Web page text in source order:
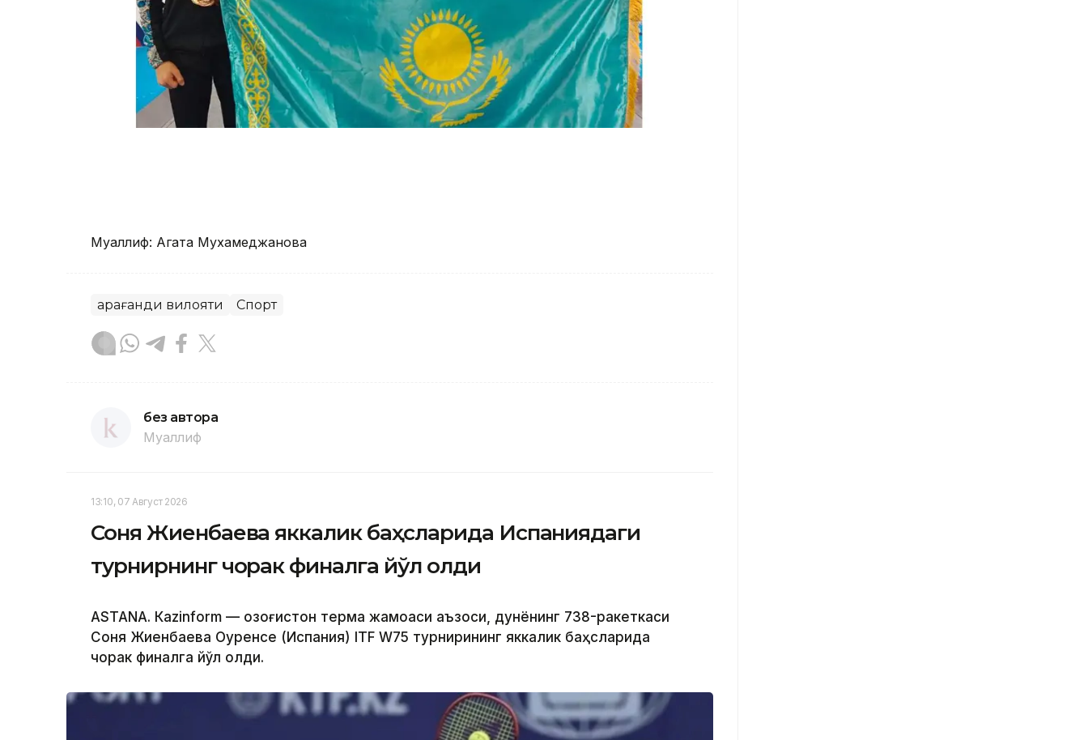
Муаллиф: Агата Мухамеджанова
Қарағанди вилояти Спорт
без автора
Муаллиф
13:10, 07 Август 2026
Соня Жиенбаева яккалик баҳсларида Испаниядаги
турнирнинг чорак финалга йўл олди
ASTANА. Кazinform — Қозоғистон терма жамоаси аъзоси, дунёнинг 738-ракеткаси
Соня Жиенбаева Оуренсе (Испания) ITF W75 турнирининг яккалик баҳсларида
чорак финалга йўл олди.